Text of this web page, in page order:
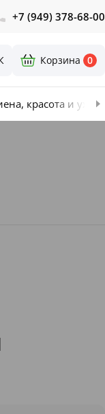
+7 (949) 378-68-00
Корзина 0
красота и уход